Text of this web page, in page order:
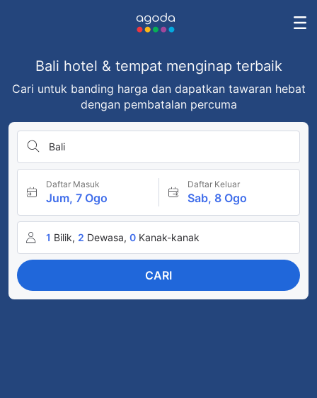
Bali hotel & tempat menginap terbaik
Cari untuk banding harga dan dapatkan tawaran hebat
dengan pembatalan percuma
Bali
Daftar Masuk
Jum, 7 Ogo
Daftar Keluar
Sab, 8 Ogo
1 Bilik, 2 Dewasa, 0 Kanak-kanak
CARI